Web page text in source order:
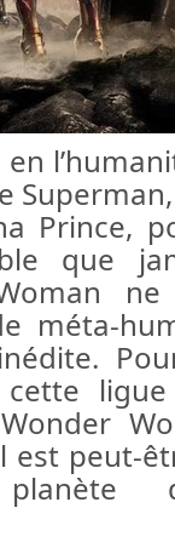
Prince,
que
méta-
est peut-